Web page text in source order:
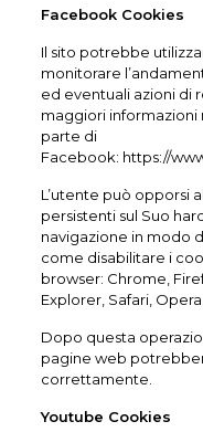
Facebook Cookies
Il sito potrebbe
monitorare
ed eventuali azioni di
maggiori informazioni
parte di
Facebook: https://
L’utente può opporsi
persistenti sul Suo
navigazione in modo
come disabilitare i
browser: Chrome
Explorer, Safari, Opera
Dopo questa
pagine web
correttamente.
Youtube Cookies